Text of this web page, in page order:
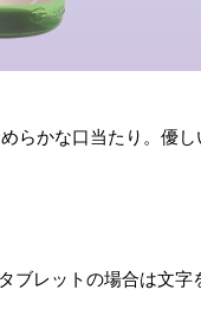
らかな口当たり。優
ブレットの場合は文